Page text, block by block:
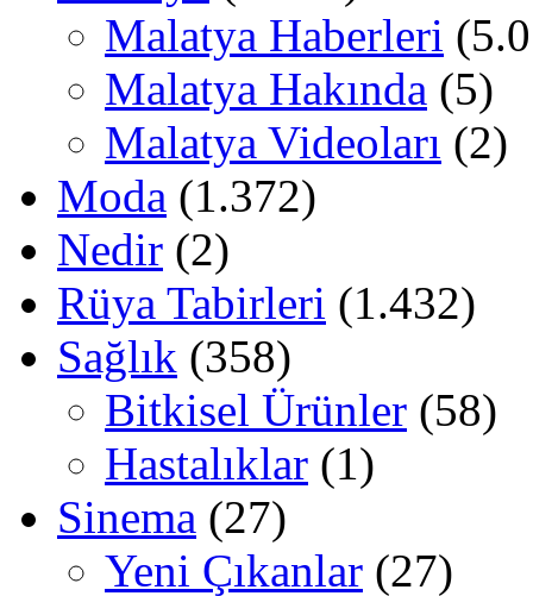
Malatya Haberleri
Malatya Hakında (5)
Malatya Videoları (2)
Moda (1.372)
Nedir (2)
Rüya Tabirleri (1.432)
Sağlık (358)
Bitkisel Ürünler (58)
Hastalıklar (1)
Sinema (27)
Yeni Çıkanlar (27)